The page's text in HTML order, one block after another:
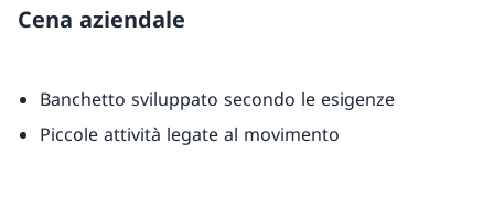
Cena aziendale
Banchetto sviluppato secondo le esigenze
Piccole attività legate al movimento